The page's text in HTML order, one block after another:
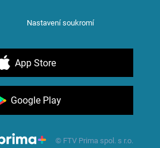
Nastavení soukromí
App Store
Google Play
© FTV Prima spol. s r.o.